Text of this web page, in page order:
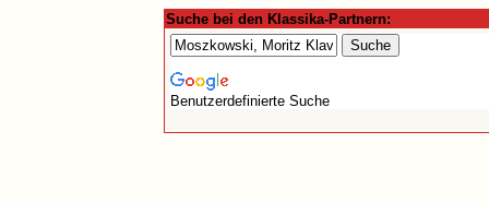
Suche bei den Klassika-Partnern:
Benutzerdefinierte Suche